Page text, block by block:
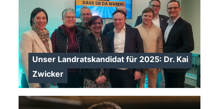
>
Unser Landratskandidat für 2025: Dr. Kai
Zwicker